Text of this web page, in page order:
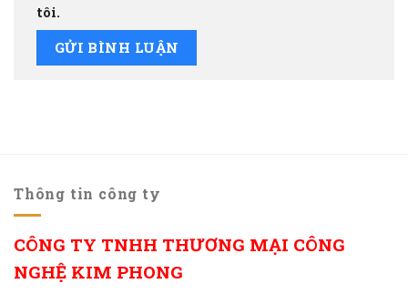
tôi.
Thông tin công ty
CÔNG TY TNHH THƯƠNG MẠI CÔNG
NGHỆ KIM PHONG